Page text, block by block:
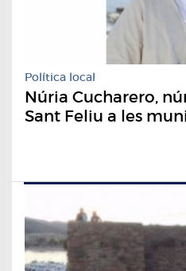
Política local
Núria Cucharero,
Sant Feliu a les